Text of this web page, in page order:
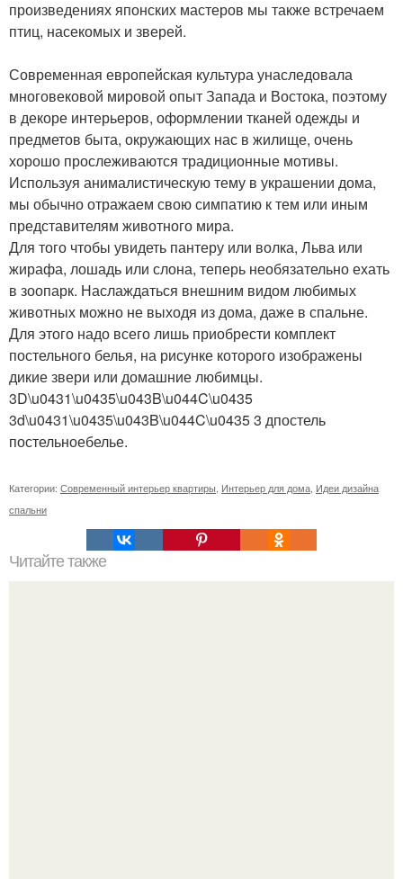
произведениях японских мастеров мы также встречаем
птиц, насекомых и зверей.
Современная европейская культура унаследовала
многовековой мировой опыт Запада и Востока, поэтому
в декоре интерьеров, оформлении тканей одежды и
предметов быта, окружающих нас в жилище, очень
хорошо прослеживаются традиционные мотивы.
Используя анималистическую тему в украшении дома,
мы обычно отражаем свою симпатию к тем или иным
представителям животного мира.
Для того чтобы увидеть пантеру или волка, Льва или
жирафа, лошадь или слона, теперь необязательно ехать
в зоопарк. Наслаждаться внешним видом любимых
животных можно не выходя из дома, даже в спальне.
Для этого надо всего лишь приобрести комплект
постельного белья, на рисунке которого изображены
дикие звери или домашние любимцы.
3D\u0431\u0435\u043B\u044C\u0435
3d\u0431\u0435\u043B\u044C\u0435 3 дпостель
постельноебелье.
Категории: Современный интерьер квартиры Интерьер для дома Идеи дизайна
спальни
Читайте также